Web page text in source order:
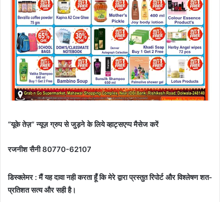
“यूके तेज़” न्यूज़ ग्रुप से जुड़ने के लिये व्हाट्सएप्प मैसेज करें
रजनीश सैनी 80770-62107
डिस्क्लेमर : मैं यह दावा नही करता हूँ कि मेरे द्वारा प्रस्तुत रिपोर्ट और विश्लेषण शत-
प्रतिशत सत्य और सही है।